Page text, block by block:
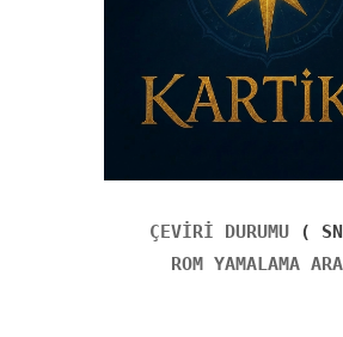
ÇEVİRİ DURUMU (
ROM YAMALAMA